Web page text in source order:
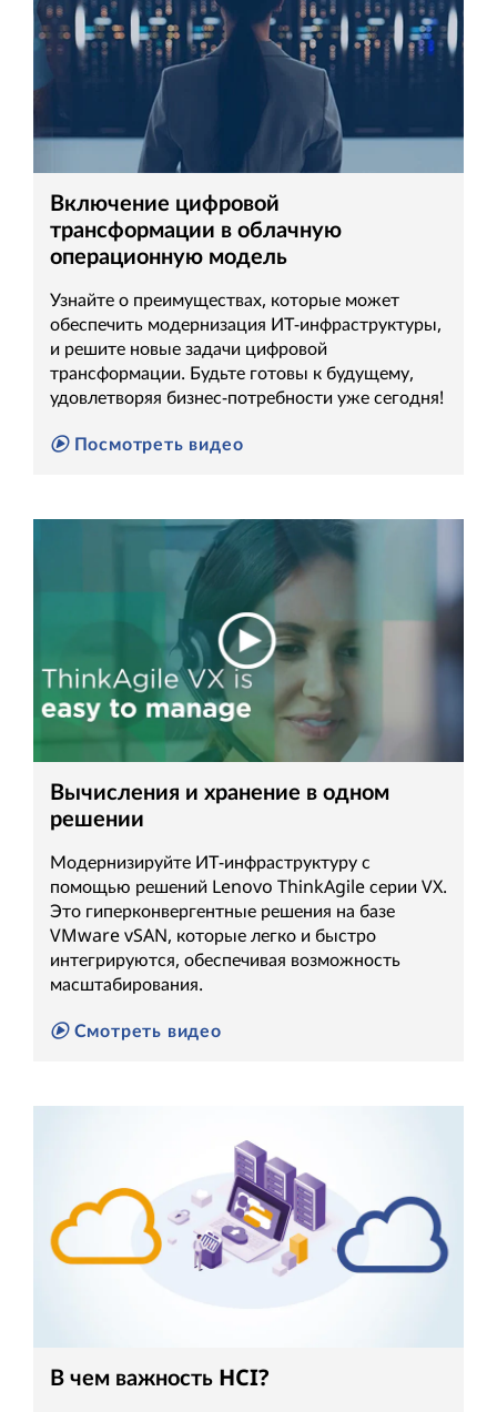
Включение цифровой
трансформации в облачную
операционную модель
Узнайте о преимуществах, которые может
обеспечить модернизация ИТ-инфраструктуры,
и решите новые задачи цифровой
трансформации. Будьте готовы к будущему,
удовлетворяя бизнес-потребности уже сегодня!
Посмотреть видео
Вычисления и хранение в одном
решении
Модернизируйте ИТ-инфраструктуру с
помощью решений Lenovo ThinkAgile серии VX.
Это гиперконвергентные решения на базе
VMware vSAN, которые легко и быстро
интегрируются, обеспечивая возможность
масштабирования.
Смотреть видео
В чем важность HCI?